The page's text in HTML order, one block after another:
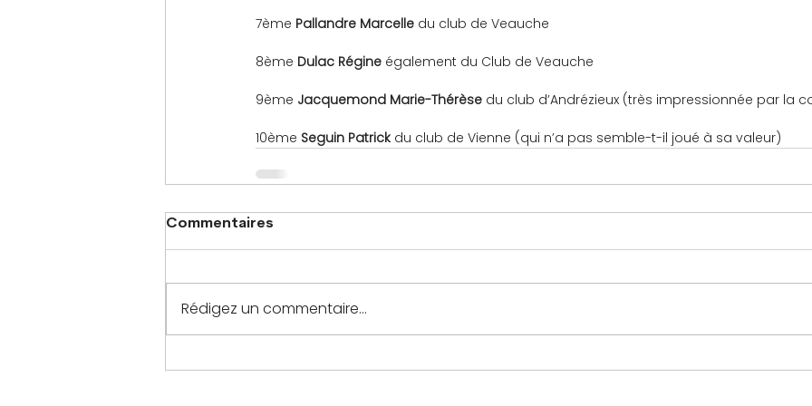
7ème Pallandre Marcelle du club de Veauche
8ème Dulac Régine également du Club de Veauche
9ème Jacquemond Marie-Thérèse du club d’Andrézieux (très impressionnée par la
10ème Seguin Patrick du club de Vienne (qui n’a pas semble-t-il joué à sa valeur)
Commentaires
Rédigez un commentaire...